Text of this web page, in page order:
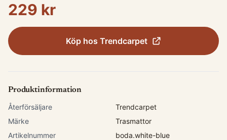
229 kr
Köp hos Trendcarpet
Produktinformation
Återförsäljare
Trendcarpet
Märke
Trasmattor
Artikelnummer
boda.white-blue